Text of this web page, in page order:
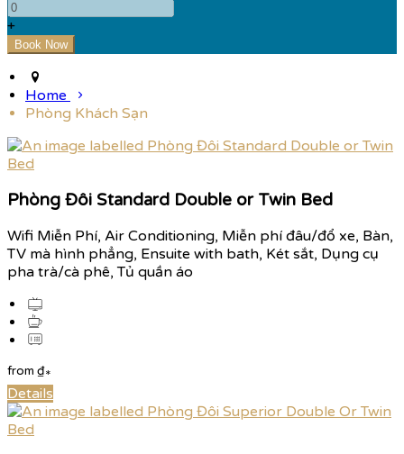
+
Home
Phòng Khách Sạn
Phòng Đôi Standard Double or Twin Bed
Wifi Miễn Phí, Air Conditioning, Miễn phí đâu/đổ xe, Bàn,
TV mà hình phẳng, Ensuite with bath, Két sắt, Dụng cụ
pha trà/cà phê, Tủ quần áo
from ₫*
Details